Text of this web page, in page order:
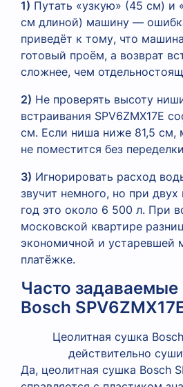
1) Путать «узкую» (45 см) и
см длиной) машину —
приведёт к тому, что
готовый проём, а возврат
сложнее, чем
2) Не проверять высоту
встраивания SPV6ZMX17E
см. Если ниша ниже 81,5 см,
не поместится без
3) Игнорировать расход
звучит немного, но при двух
год это около 6 500 л. При
московской квартире
экономичной и устаревшей
платёжке.
Часто
Bosch
Цеолитная сушка
действительно
Да, цеолитная сушка Bosch